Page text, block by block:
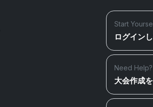
Start
ログイン
Need Help?
大会作成